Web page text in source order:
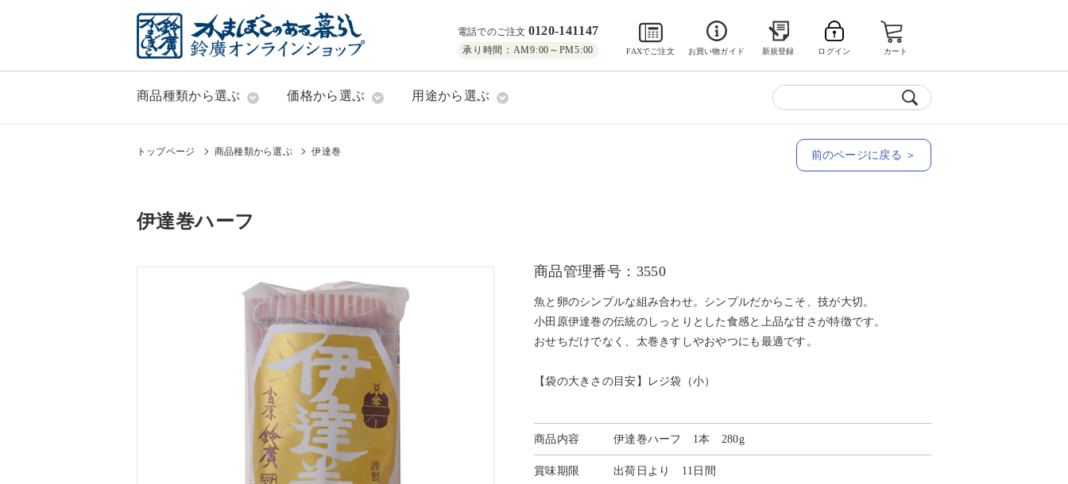
電話でのご注文 0120-141147
承り時間：AM9:00～PM5:00 FAXでご注文 お買い物ガイド 新規登録 ログイン カート
商品種類から選ぶ 価格から選ぶ 用途から選ぶ
トップページ 商品種類から選ぶ 伊達巻 前のページに戻る ＞
伊達巻ハーフ
商品管理番号：3550
魚と卵のシンプルな組み合わせ。シンプルだからこそ、技が大切。
小田原伊達巻の伝統のしっとりとした食感と上品な甘さが特徴です。
おせちだけでなく、太巻きすしやおやつにも最適です。
【袋の大きさの目安】レジ袋（小）
商品内容 伊達巻ハーフ 1本 280g
賞味期限
出荷日より 11日間